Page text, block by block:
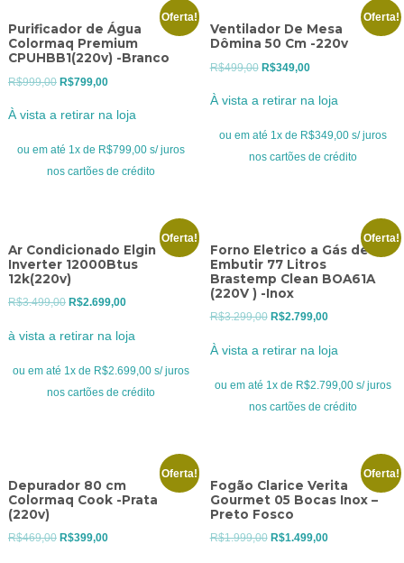
Oferta!
Purificador de Água
Colormaq Premium
CPUHBB1(220v) -Branco
R$999,00 O
era:
R$999,00.
R$799,00O
atual
é:
R$799,00.
À vista a retirar na loja
ou em até 1x de R$799,00 s/ juros
nos cartões de crédito
Oferta!
Ventilador De Mesa
Dômina 50 Cm -220v
R$499,00 O
era:
R$499,00.
R$349,00O
atual
é:
R$349,00.
À vista a retirar na loja
ou em até 1x de R$349,00 s/ juros
nos cartões de crédito
Oferta!
Ar Condicionado Elgin
Inverter 12000Btus
12k(220v)
R$3.499,00 O
era:
R$3.499,00.
R$2.699,00O
atual
é:
R$2.699,00.
à vista a retirar na loja
ou em até 1x de R$2.699,00 s/ juros
nos cartões de crédito
Oferta!
Forno Eletrico a Gás de
Embutir 77 Litros
Brastemp Clean BOA61A
(220V ) -Inox
R$3.299,00 O
era:
R$3.299,00.
R$2.799,00O
atual
é:
R$2.799,00.
À vista a retirar na loja
ou em até 1x de R$2.799,00 s/ juros
nos cartões de crédito
Oferta!
Depurador 80 cm
Colormaq Cook -Prata
(220v)
R$469,00 OR$399,00O
Oferta!
Fogão Clarice Verita
Gourmet 05 Bocas Inox –
Preto Fosco
R$1.999,00 OR$1.499,00O